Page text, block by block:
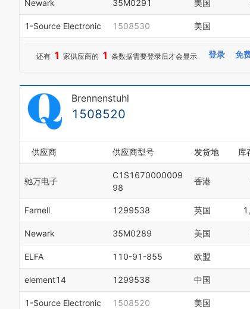
Newark 35M0291 美国
1-Source Electronic 1508530 美国
还有 1 家供应商的 1 条数据需要登录后才会显示 登录 免
Brennenstuhl
1508520
供应商 供应商型号 发货地 库
驰万电子
C1S1670000009
98
香港
Farnell 1299538 英国
Newark 35M0289 美国
ELFA 110-91-855 欧盟
element14 1299538 中国
1-Source Electronic 1508520 美国